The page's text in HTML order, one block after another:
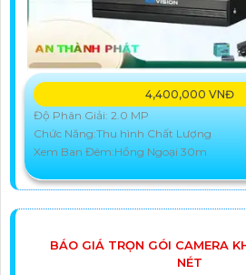
4,400,000 VNĐ
Độ Phân Giải: 2.0 MP
Chức Năng:Thu hình Chất Lượng
Xem Ban Đêm:Hồng Ngoại 30m
BÁO GIÁ TRỌN GÓI CAMERA
NÉT